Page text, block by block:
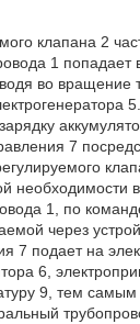
клапана 2
1 попадает
во вращение
7
необходимости
1, по
через
7 подает на
6,
9, тем самым